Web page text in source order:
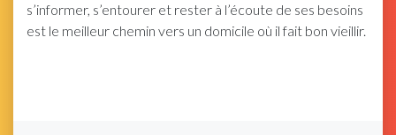
s’informer, s’entourer et rester à l’écoute de ses besoins
est le meilleur chemin vers un domicile où il fait bon vieillir.